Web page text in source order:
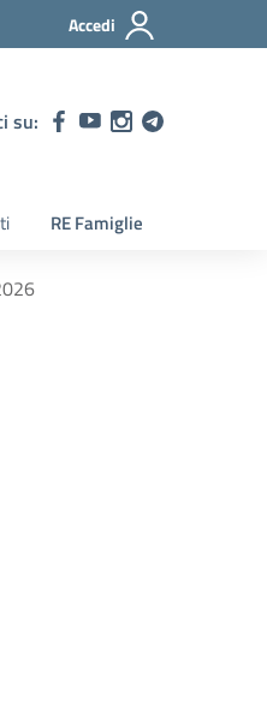
Accedi
su:
RE Famiglie